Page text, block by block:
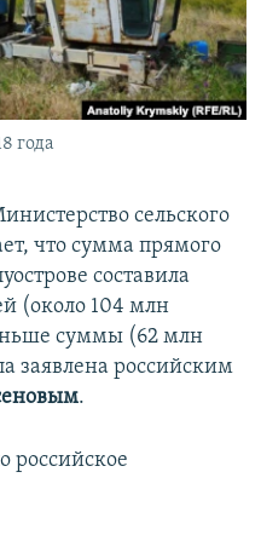
года
сельского
что сумма прямого
составила
(около 104 млн
суммы (62 млн
заявлена российским
.
российское